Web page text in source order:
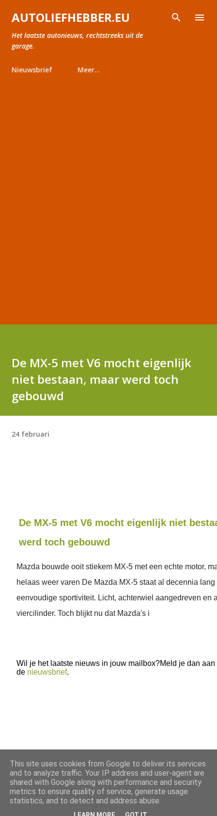
Doorgaan naar hoofdcontent
AUTOLIEFHEBBER.EU
Het laatste autonieuws, rechtstreeks uit de
garage.
Nieuwsbrief Meer…
De MX-5 met V6 mocht eigenlijk
niet bestaan, maar werd toch
gebouwd
24 februari
De MX-5 met V6 mocht eigenlijk niet
werd toch gebouwd
Mazda bouwde ooit stiekem MX-5 met een echte motor,
helaas weer varen De Mazda MX-5 staat al decennia
eenvoudige sportiviteit. Licht, achterwiel aangedreven en
viercilinder. Toch blijkt nu dat Mazda's i
Wil je het laatste nieuws in jouw mailbox?Meld je dan aan
de nieuwsbrief.
This site uses cookies from Google to deliver its services
and to analyze traffic. Your IP address and user-agent are
shared with Google along with performance and security
metrics to ensure quality of service, generate usage
statistics, and to detect and address abuse.